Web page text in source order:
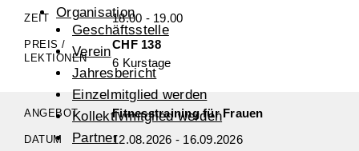
Organisation
Geschäftsstelle
Verein
Jahresbericht
Einzelmitglied werden
Kollektivmitglied werden
Partner
18.00 - 19.00
CHF 138
6 Kurstage
Fitnesstraining für Frauen
12.08.2026 - 16.09.2026